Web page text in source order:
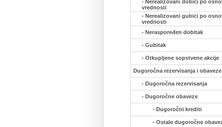
- Nerealizovani dobici po
vrednosti
- Nerealizovani gubici po
vrednosti
- Neraspoređen dobitak
- Gubitak
- Otkupljene sopstvene akcije
Dugoročna rezervisanja i obaveze
- Dugoročna rezervisanja
- Dugoročne obaveze
- Dugoročni krediti
- Ostale dugoročne